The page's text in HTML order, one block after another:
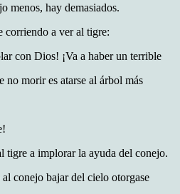
menos, hay demasiados.
corriendo a ver al tigre:
con Dios! ¡Va a haber un terrible
no morir es atarse al árbol más
tigre a implorar la ayuda del conejo.
conejo bajar del cielo otorgase